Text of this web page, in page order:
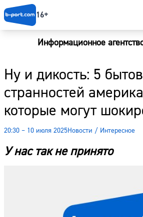
16+
Информационное
Ну и дикость: 5
странностей
которые могут
20:30 – 10 июля 2025Новости / Интересное
У нас так не принято
Новости
Наши гости
Фоторепортажи
Погода